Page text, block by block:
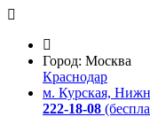
Город: Москва
Краснодар
м. Курская,
222-18-08